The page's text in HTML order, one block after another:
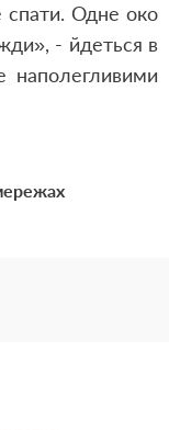
Одне око
- йдеться в
наполегливими